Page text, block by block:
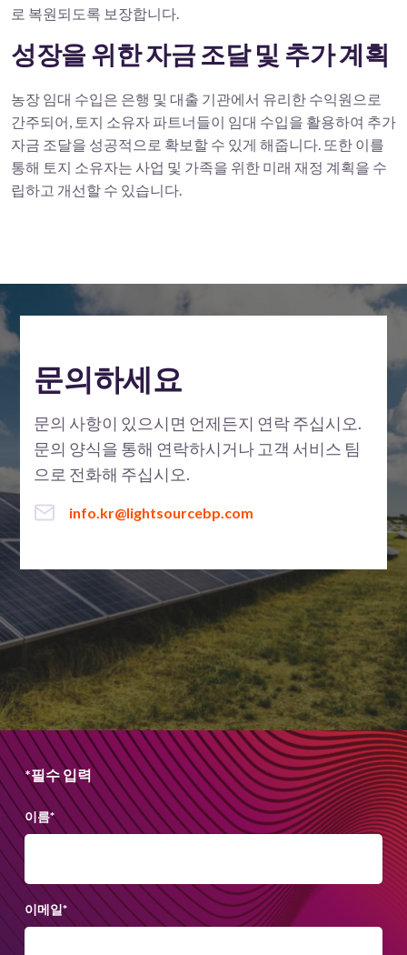
로 복원되도록 보장합니다.
성장을 위한 자금 조달 및 추가 계획
농장 임대 수입은 은행 및 대출 기관에서 유리한 수익원으로
간주되어, 토지 소유자 파트너들이 임대 수입을 활용하여 추가
자금 조달을 성공적으로 확보할 수 있게 해줍니다. 또한 이를
통해 토지 소유자는 사업 및 가족을 위한 미래 재정 계획을 수
립하고 개선할 수 있습니다.
문의하세요
문의 사항이 있으시면 언제든지 연락 주십시오.
문의 양식을 통해 연락하시거나 고객 서비스 팀
으로 전화해 주십시오.
info.kr@lightsourcebp.com
*필수 입력
이름*
이메일*